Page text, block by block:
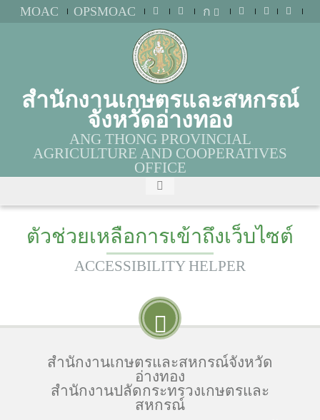
MOAC OPSMOAC ก
สำนักงานเกษตรและสหกรณ์
จังหวัดอ่างทอง
ANG THONG PROVINCIAL
AGRICULTURE AND COOPERATIVES
OFFICE
ตัวช่วยเหลือการเข้าถึงเว็บไซต์
ACCESSIBILITY HELPER
สำนักงานเกษตรและสหกรณ์จังหวัด
อ่างทอง
สำนักงานปลัดกระทรวงเกษตรและ
สหกรณ์